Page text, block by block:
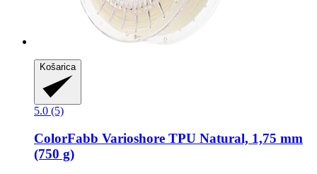
Košarica
5.0 (5)
ColorFabb Varioshore TPU Natural, 1,75 mm
(750 g)